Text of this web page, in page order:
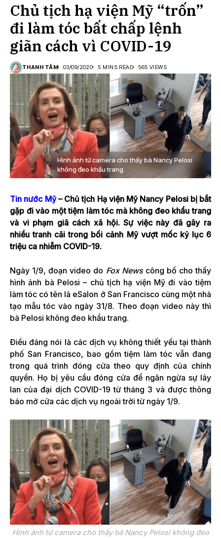
Chủ tịch hạ viện Mỹ “trốn”
đi làm tóc bất chấp lệnh
giãn cách vì COVID-19
THANH TÂM 03/09/2020 5 MINS READ 565 VIEWS
Hình ảnh từ camera cho thấy bà Nancy Pelosi
không đeo khẩu trang
Tin nước Mỹ– Chủ tịch Hạ viện Mỹ Nancy Pelosi bị bắt
gặp đi vào một tiệm làm tóc mà không đeo khẩu trang
và vi phạm giã cách xã hội. Sự việc này đã gây ra
nhiều tranh cãi trong bối cảnh Mỹ vượt mốc kỷ lục 6
triệu ca nhiễm COVID-19.
Ngày 1/9, đoạn video do Fox News công bố cho thấy
hình ảnh bà Pelosi – chủ tịch hạ viện Mỹ đi vào tiệm
làm tóc có tên là eSalon ở San Francisco cùng một nhà
tạo mẫu tóc vào ngày 31/8. Theo đoạn video này thì
bà Pelosi không đeo khẩu trang.
Điều đáng nói là các dịch vụ không thiết yếu tại thành
phố San Francisco, bao gồm tiệm làm tóc vẫn đang
trong quá trình đóng cửa theo quy định của chính
quyền. Họ bị yêu cầu đóng cửa để ngăn ngừa sự lây
lan của đại dịch COVID-19 từ tháng 3 và được thông
báo mở cửa các dịch vụ ngoài trời từ ngày 1/9.
Hình ảnh từ camera cho thấy bà Nancy Pelosi không đeo